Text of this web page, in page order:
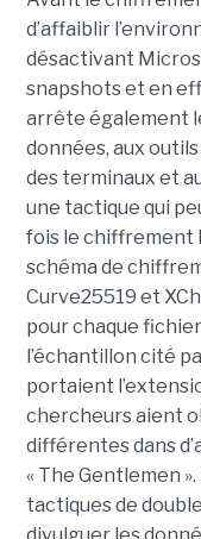
d’affaiblir
désactivant
snapshots et en
arrête également
données, aux
des terminaux et
une tactique qui
fois le chiffrement
schéma de
Curve25519 et
pour chaque fichier
l’échantillon cité
portaient
chercheurs aient
différentes dans
« The Gentlemen
tactiques de